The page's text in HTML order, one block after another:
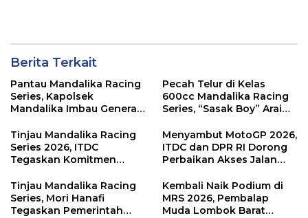
Berita Terkait
Pantau Mandalika Racing
Series, Kapolsek
Mandalika Imbau Generasi
Sirkuit, Bukan Jalan Raya
Pecah Telur di Kelas
600cc Mandalika Racing
Series, “Sasak Boy” Arai
Kemenangan
Tinjau Mandalika Racing
Series 2026, ITDC
Tegaskan Komitmen
Dampak Ekonomi
Kawasan
Menyambut MotoGP 2026,
ITDC dan DPR RI Dorong
Perbaikan Akses Jalan
di KEK Mandalika
Tinjau Mandalika Racing
Series, Mori Hanafi
Tegaskan Pemerintah
Kembali Naik Podium di
MRS 2026, Pembalap
Muda Lombok Barat